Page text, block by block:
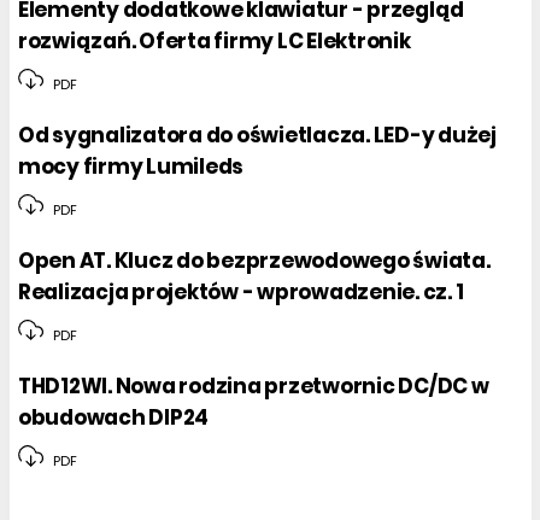
Elementy dodatkowe klawiatur - przegląd
rozwiązań. Oferta firmy LC Elektronik
PDF
Od sygnalizatora do oświetlacza. LED-y dużej
mocy firmy Lumileds
PDF
Open AT. Klucz do bezprzewodowego świata.
Realizacja projektów - wprowadzenie. cz. 1
PDF
THD12WI. Nowa rodzina przetwornic DC/DC w
obudowach DIP24
PDF